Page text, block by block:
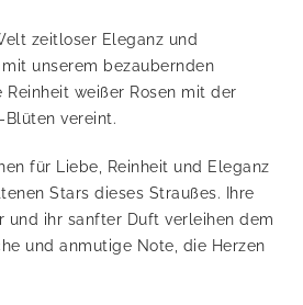
zeitloser Eleganz und
unserem bezaubernden
Reinheit weißer Rosen mit der
Blüten vereint.
für Liebe, Reinheit und Eleganz
Stars dieses Straußes. Ihre
und ihr sanfter Duft verleihen dem
und anmutige Note, die Herzen